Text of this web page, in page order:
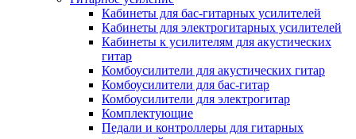
Кабинеты для бас-гитарных усилителей
Кабинеты для электрогитарных усилителей
Кабинеты к усилителям для акустических
гитар
Комбоусилители для акустических гитар
Комбоусилители для бас-гитар
Комбоусилители для электрогитар
Комплектующие
Педали и контроллеры для гитарных